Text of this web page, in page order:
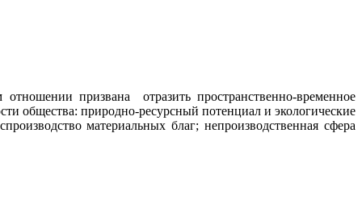
призвана отразить пространственно-временное
общества: природно-ресурсный потенциал и экологические
материальных благ; непроизводственная сфера